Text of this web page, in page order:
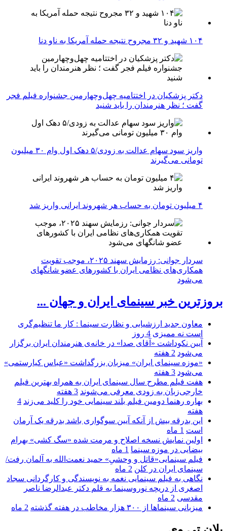
۱۰۴ شهید و ۳۲ مجروح نتیجه حمله آمریکا به ناو دنا
دکتر پزشکیان در اختتامیه چهل‌وچهارمین جشنواره فیلم فجر
گفت ؛ نظر هنرمندان را باید شنید
واریز سود سهام عدالت به زودی/۵ دهک اول وام ۳۰ میلیون
تومانی می‌گیرند
۴ میلیون تومان به حساب هر شهروند ایرانی واریز شد
سردار جوانی: رزمایش سهند ۲۰۲۵، موجب تقویت
همکاری‌های نظامی ایران با کشور‌های عضو شانگهای
می‌شود
بروزترین خبر سینمای ایران و جهان ...
معاون جدید ارزشیابی و نظارت سینما : کار ما تنظیم‌گری
است نه ممیزی 4 روز
آیین نکوداشت «آقای صدا» در خانه‌ی هنرمندان ایران برگزار
می‌شود 2 هفته
«موزه سینمای ایران» میزبان بزرگداشت «عباس کیارستمی»
می‌شود 3 هفته
هفت فیلم مطرح سال سینمای ایران به همراه بهترین فیلم
خارجی‌زبان به زودی معرفی می‌شوند 3 هفته
بهاره رهنما دومین فیلم بلند سینمایی خود را کلید می‌زند 4
هفته
این بدرقه بیش از آنکه آیین سوگواری باشد بدرقه یک آرمان
است 1 ماه
اولین نمایش نسخه اصلاح و مرمت شده «سگ کشی» بهرام
بیضایی در موزه سینما 1 ماه
فیلم سینمایی«قاتل و وحشیِ» حمید نعمت‌الله به آلمان رفت/
سینمای ایران در کلن 2 ماه
نگاهی به فیلم سینمایی نغمه به نویسندگی و کارگردانی سجاد
اصغری از دریچه نوروسینما به قلم دکتر عبدالرضا ناصر
مقدسی 2 ماه
میزبانی سینماها از ۳۰۰ هزار مخاطب در هفته گذشته
2 ماه